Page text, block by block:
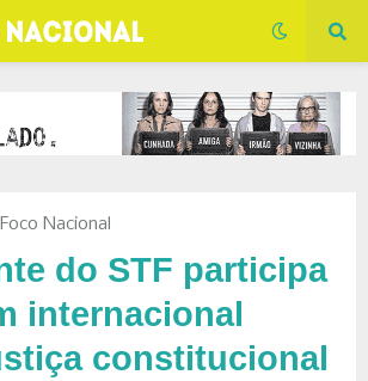
Nacional
do STF participa
internacional
constitucional